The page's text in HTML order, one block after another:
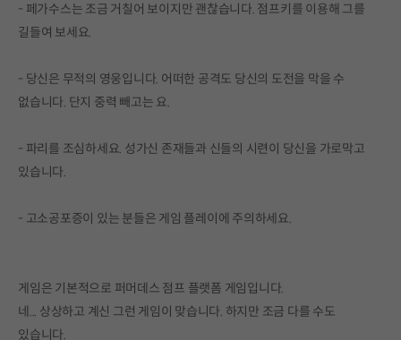
- 페가수스는 조금 거칠어 보이지만 괜찮습니다. 점프키를 이용해 그를
길들여 보세요.
- 당신은 무적의 영웅입니다. 어떠한 공격도 당신의 도전을 막을 수
없습니다. 단지 중력 빼고는 요.
- 파리를 조심하세요. 성가신 존재들과 신들의 시련이 당신을 가로막고
있습니다.
- 고소공포증이 있는 분들은 게임 플레이에 주의하세요.
게임은 기본적으로 퍼머데스 점프 플랫폼 게임입니다.
네... 상상하고 계신 그런 게임이 맞습니다. 하지만 조금 다를 수도
있습니다.